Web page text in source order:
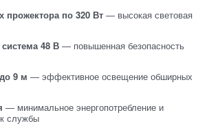
прожектора по 320 Вт — высокая световая
48 В — повышенная безопасность
9 м — эффективное освещение обширных
— минимальное энергопотребление и
службы